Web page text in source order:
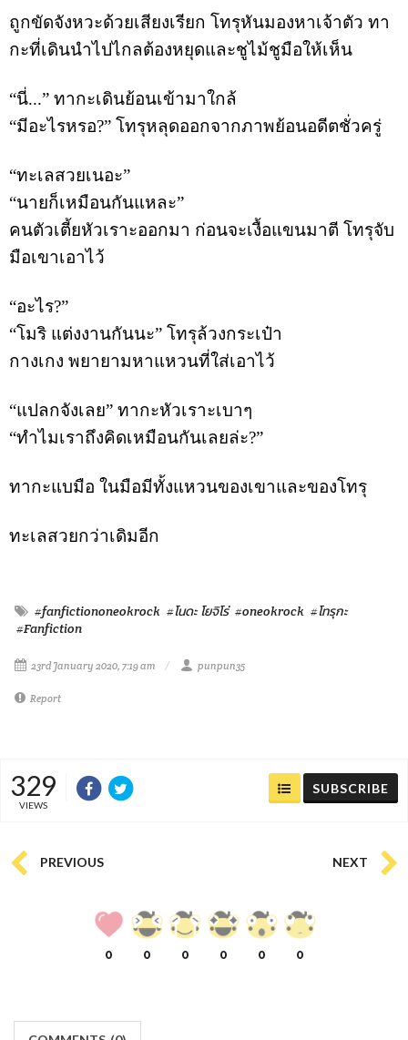
ถูกขัดจังหวะด้วยเสียงเรียก โทรุหันมองหาเจ้าตัว ทา
กะที่เดินนำไปไกลต้องหยุดและชูไม้ชูมือให้เห็น
“นี่...” ทากะเดินย้อนเข้ามาใกล้
“มีอะไรหรอ?” โทรุหลุดออกจากภาพย้อนอดีตชั่วครู่
“ทะเลสวยเนอะ”
“นายก็เหมือนกันแหละ”
คนตัวเตี้ยหัวเราะออกมา ก่อนจะเงื้อแขนมาตี โทรุจับ
มือเขาเอาไว้
“อะไร?”
“โมริ แต่งงานกันนะ” โทรุล้วงกระเป๋า
กางเกง พยายามหาแหวนที่ใส่เอาไว้
“แปลกจังเลย” ทากะหัวเราะเบาๆ
“ทำไมเราถึงคิดเหมือนกันเลยล่ะ?”
ทากะแบมือ ในมือมีทั้งแหวนของเขาและของโทรุ
ทะเลสวยกว่าเดิมอีก
#fanfictiononeokrock #โนดะ โยจิโร่ #oneokrock #โทรุกะ
#Fanfiction
23rd January 2020, 7:19 am punpun35
Report
329
VIEWS
SUBSCRIBE
PREVIOUS NEXT
0 0 0 0 0 0